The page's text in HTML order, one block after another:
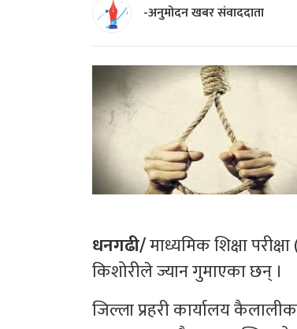
-अनुमोदन खबर संवाददाता
धनगढी/माध्यमिक शिक्षा
किशोरीले ज्यान गुमाएका छन् ।
जिल्ला प्रहरी कार्यालय